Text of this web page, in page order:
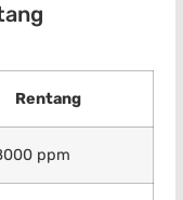
Rentang
ppm